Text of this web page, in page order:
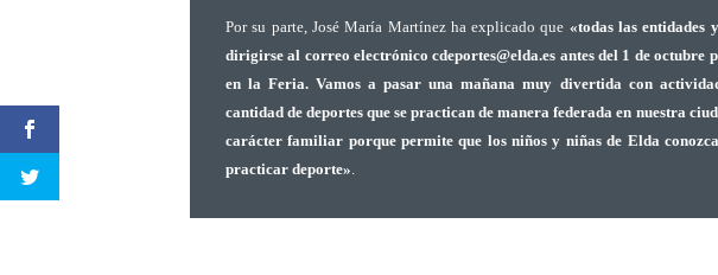
Por su parte, José María Martínez ha explicado que «todas las entidades
dirigirse al correo electrónico cdeportes@elda.es antes del 1 de octubre
en la Feria. Vamos a pasar una mañana muy divertida con
cantidad de deportes que se practican de manera federada en nuestra
carácter familiar porque permite que los niños y niñas de Elda
practicar deporte».